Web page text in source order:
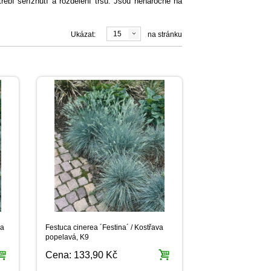
Ukázat: 15 na stránku
Festuca cinerea ´Festina´ / Kostřava
popelavá, K9
Cena: 133,90 Kč